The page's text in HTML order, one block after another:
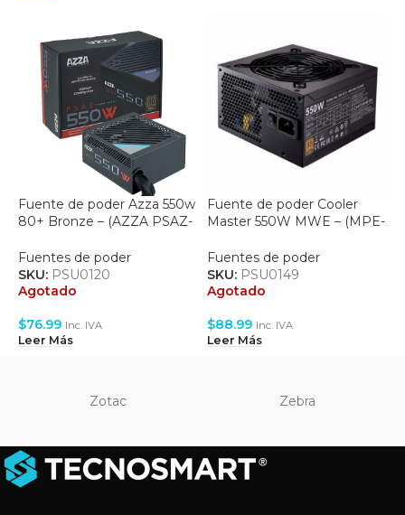
Fuente de poder Azza 550w
80+ Bronze – (AZZA PSAZ-
Fuentes de poder
SKU: PSU0120
Agotado
$76.99 Inc. IVA
Leer Más
Fuente de poder Cooler
Master 550W MWE – (MPE-
Fuentes de poder
SKU: PSU0149
Agotado
$88.99 Inc. IVA
Leer Más
Zotac Zebra